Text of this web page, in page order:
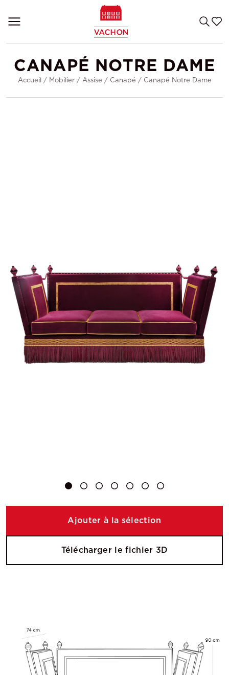
CANAPÉ NOTRE DAME
Accueil / Mobilier/ Assise / Canapé / Canapé Notre Dame
Ajouter à la sélection
Télécharger le fichier 3D